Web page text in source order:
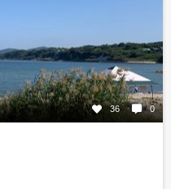
36 0